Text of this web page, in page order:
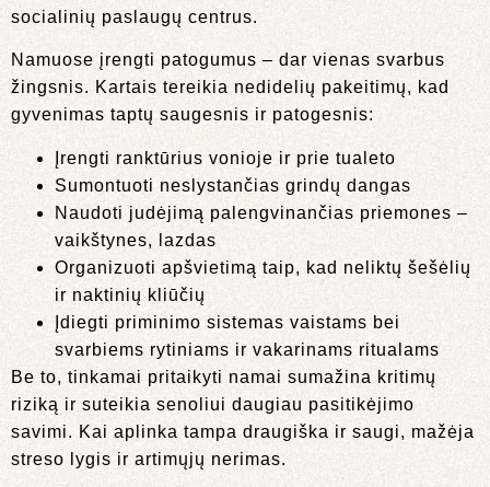
socialinių paslaugų centrus.
Namuose įrengti patogumus – dar vienas svarbus
žingsnis. Kartais tereikia nedidelių pakeitimų, kad
gyvenimas taptų saugesnis ir patogesnis:
Įrengti ranktūrius vonioje ir prie tualeto
Sumontuoti neslystančias grindų dangas
Naudoti judėjimą palengvinančias priemones –
vaikštynes, lazdas
Organizuoti apšvietimą taip, kad neliktų šešėlių
ir naktinių kliūčių
Įdiegti priminimo sistemas vaistams bei
svarbiems rytiniams ir vakarinams ritualams
Be to, tinkamai pritaikyti namai sumažina kritimų
riziką ir suteikia senoliui daugiau pasitikėjimo
savimi. Kai aplinka tampa draugiška ir saugi, mažėja
streso lygis ir artimųjų nerimas.